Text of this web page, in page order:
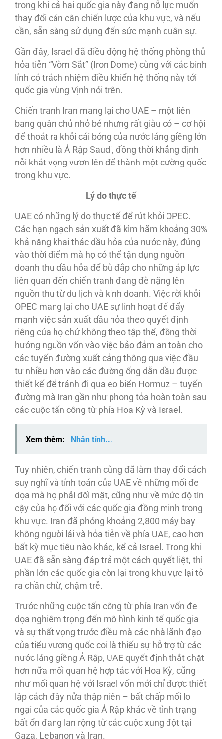
trong khi cả hai quốc gia này đang nỗ lực muốn
thay đổi cán cân chiến lược của khu vực, và nếu
cần, sẵn sàng sử dụng đến sức mạnh quân sự.
Gần đây, Israel đã điều động hệ thống phòng thủ
hỏa tiễn “Vòm Sắt” (Iron Dome) cùng với các binh
lính có trách nhiệm điều khiển hệ thống này tới
quốc gia vùng Vịnh nói trên.
Chiến tranh Iran mang lại cho UAE – một liên
bang quân chủ nhỏ bé nhưng rất giàu có – cơ hội
để thoát ra khỏi cái bóng của nước láng giềng lớn
hơn nhiều là Ả Rập Saudi, đồng thời khẳng định
nỗi khát vọng vươn lên để thành một cường quốc
trong khu vực.
Lý do thực tế
UAE có những lý do thực tế để rút khỏi OPEC.
Các hạn ngạch sản xuất đã kìm hãm khoảng 30%
khả năng khai thác dầu hỏa của nước này, đúng
vào thời điểm mà họ có thể tận dụng nguồn
doanh thu dầu hỏa để bù đắp cho những áp lực
liên quan đến chiến tranh đang đè nặng lên
nguồn thu từ du lịch và kinh doanh. Việc rời khỏi
OPEC mang lại cho UAE sự linh hoạt để đẩy
mạnh việc sản xuất dầu hỏa theo quyết định
riêng của họ chứ không theo tập thể, đồng thời
hướng nguồn vốn vào việc bảo đảm an toàn cho
các tuyến đường xuất cảng thông qua việc đầu
tư nhiều hơn vào các đường ống dẫn dầu được
thiết kế để tránh đi qua eo biển Hormuz – tuyến
đường mà Iran gần như phong tỏa hoàn toàn sau
các cuộc tấn công từ phía Hoa Kỳ và Israel.
Xem thêm: Nhân tính...
Tuy nhiên, chiến tranh cũng đã làm thay đổi cách
suy nghĩ và tính toán của UAE về những mối đe
dọa mà họ phải đối mặt, cũng như về mức độ tin
cậy của họ đối với các quốc gia đồng minh trong
khu vực. Iran đã phóng khoảng 2,800 máy bay
không người lái và hỏa tiễn về phía UAE, cao hơn
bất kỳ mục tiêu nào khác, kể cả Israel. Trong khi
UAE đã sẵn sàng đáp trả một cách quyết liệt, thì
phần lớn các quốc gia còn lại trong khu vực lại tỏ
ra chần chừ, chậm trễ.
Trước những cuộc tấn công từ phía Iran vốn đe
dọa nghiêm trọng đến mô hình kinh tế quốc gia
và sự thất vọng trước điều mà các nhà lãnh đạo
của tiểu vương quốc coi là thiếu sự hỗ trợ từ các
nước láng giềng Ả Rập, UAE quyết định thắt chặt
hơn nữa mối quan hệ hợp tác với Hoa Kỳ, cũng
như mối quan hệ với Israel vốn mới chỉ được thiết
lập cách đây nửa thập niên – bất chấp mối lo
ngại của các quốc gia Ả Rập khác về tình trạng
bất ổn đang lan rộng từ các cuộc xung đột tại
Gaza, Lebanon và Iran.